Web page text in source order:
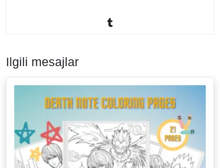
Ilgili mesajlar